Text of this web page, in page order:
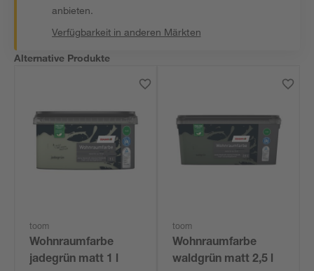
anbieten.
Verfügbarkeit in anderen Märkten
Alternative Produkte
toom
Wohnraumfarbe
jadegrün matt 1 l
toom
Wohnraumfarbe
waldgrün matt 2,5 l